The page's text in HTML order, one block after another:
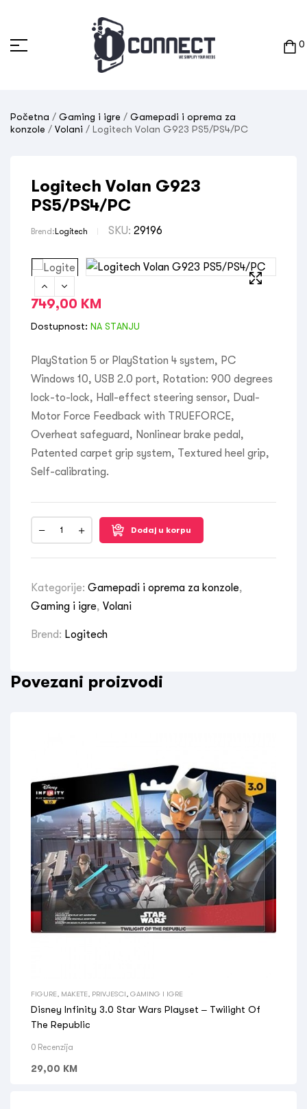
0
Početna / Gaming i igre / Gamepadi i oprema za
konzole / Volani / Logitech Volan G923 PS5/PS4/PC
Logitech Volan G923
PS5/PS4/PC
Brend: Logitech SKU: 29196
749,00 KM
Dostupnost: NA STANJU
PlayStation 5 or PlayStation 4 system, PC
Windows 10, USB 2.0 port, Rotation: 900 degrees
lock-to-lock, Hall-effect steering sensor, Dual-
Motor Force Feedback with TRUEFORCE,
Overheat safeguard, Nonlinear brake pedal,
Patented carpet grip system, Textured heel grip,
Self-calibrating.
Dodaj u korpu
Kategorije: Gamepadi i oprema za konzole,
Gaming i igre, Volani
Brend: Logitech
Povezani proizvodi
FIGURE, MAKETE, PRIVJESCI GAMING I IGRE
Disney Infinity 3.0 Star Wars Playset – Twilight Of
The Republic
0 Recenzija
29,00 KM